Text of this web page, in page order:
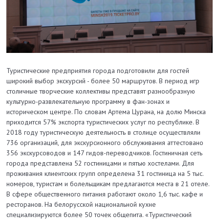
Туристические предприятия города подготовили для гостей
широкий выбор экскурсий - более 50 маршрутов. В период игр
столичные творческие коллективы представят разнообразную
культурно-развлекательную программу в фан-зонах и
историческом центре. По словам Артема Цурана, на долю Минска
приходится 57% экспорта туристических услуг по республике. В
2018 году туристическую деятельность в столице осуществляли
736 организаций, для экскурсионного обслуживания аттестовано
356 экскурсоводов и 147 гидов-переводчиков. Гостиничная сеть
города представлена 52 гостиницами и пятью хостелами. Для
проживания клиентских групп определена 31 гостиница на 5 тыс.
номеров, туристам и болельщикам предлагаются места в 21 отеле.
В сфере общественного питания работают около 1,6 тыс. кафе и
ресторанов. На белорусской национальной кухне
специализируются более 50 точек общепита. «Туристический